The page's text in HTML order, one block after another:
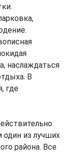
наслаждаться
В
где
один из лучших
района. Все